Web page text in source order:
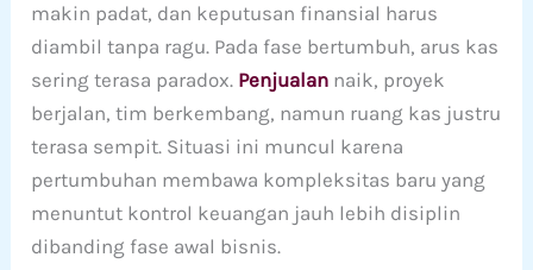
makin padat, dan keputusan finansial harus
diambil tanpa ragu. Pada fase bertumbuh, arus kas
sering terasa paradox. Penjualan naik, proyek
berjalan, tim berkembang, namun ruang kas justru
terasa sempit. Situasi ini muncul karena
pertumbuhan membawa kompleksitas baru yang
menuntut kontrol keuangan jauh lebih disiplin
dibanding fase awal bisnis.